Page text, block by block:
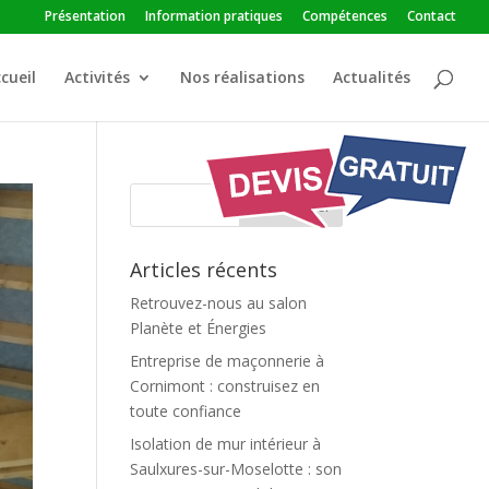
Présentation Information pratiques Compétences Contact
Activités Nos réalisations Actualités
Articles récents
Retrouvez-nous au salon
Planète et Énergies
Entreprise de maçonnerie à
Cornimont : construisez en
toute confiance
Isolation de mur intérieur à
Saulxures-sur-Moselotte : son